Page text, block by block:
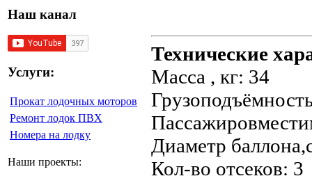
Наш канал
Услуги:
Прокат лодочных моторов
Ремонт лодок ПВХ
Номера на лодку
Наши проекты:
Технические
Масса , кг: 34
Диаметр
Кол-во отсеков: 3